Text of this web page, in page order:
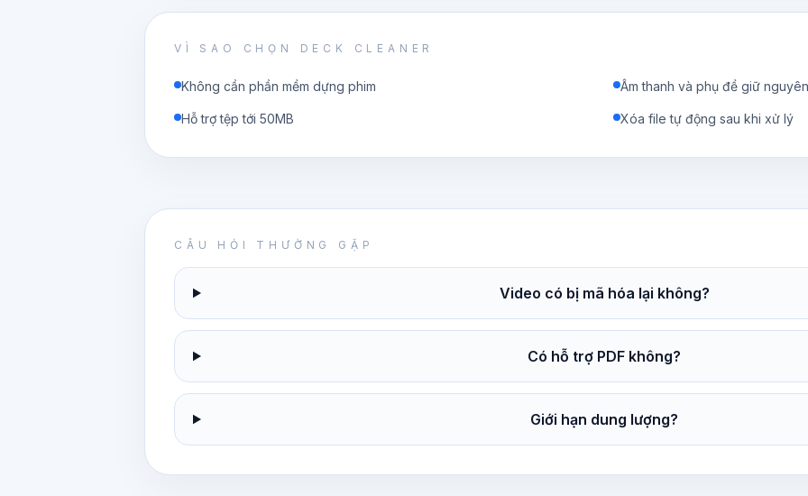
VÌ SAO CHỌN DECK CLEANER
Không cần phần mềm dựng phim Âm thanh và phụ đề giữ nguyên
Hỗ trợ tệp tới 50MB Xóa file tự động sau khi xử lý
CÂU HỎI THƯỜNG GẶP
Video có bị mã hóa lại không?
Có hỗ trợ PDF không?
Giới hạn dung lượng?